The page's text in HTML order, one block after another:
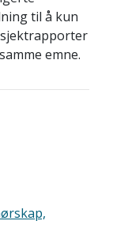
til å kun
emne.